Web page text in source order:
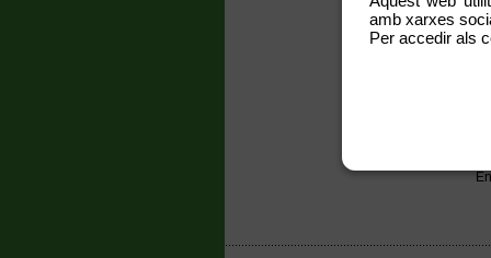
amb xarxes
Per accedir als